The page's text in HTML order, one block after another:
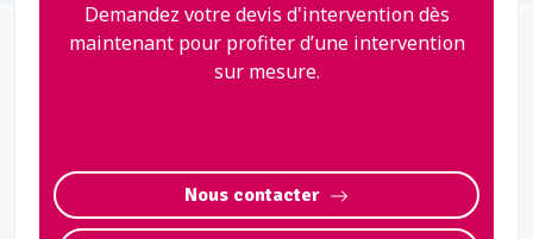
Demandez votre devis d'intervention dès
maintenant pour profiter d’une intervention
sur mesure.
Nous contacter